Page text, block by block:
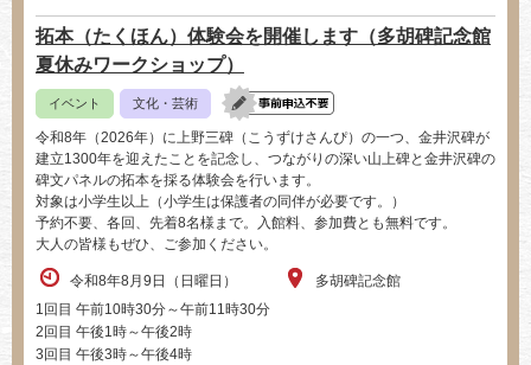
拓本（たくほん）体験会を開催します（多胡碑記念館
夏休みワークショップ）
イベント 文化・芸術
令和8年（2026年）に上野三碑（こうずけさんぴ）の一つ、金井沢碑が
建立1300年を迎えたことを記念し、つながりの深い山上碑と金井沢碑の
碑文パネルの拓本を採る体験会を行います。
対象は小学生以上（小学生は保護者の同伴が必要です。）
予約不要、各回、先着8名様まで。入館料、参加費とも無料です。
大人の皆様もぜひ、ご参加ください。
令和8年8月9日（日曜日）
1回目 午前10時30分～午前11時30分
2回目 午後1時～午後2時
3回目 午後3時～午後4時
多胡碑記念館